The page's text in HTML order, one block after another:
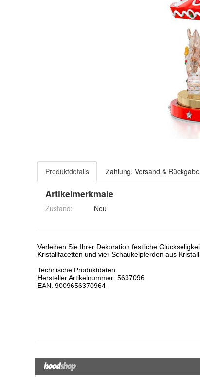
Produktdetails Zahlung, Versand & Rückgabe
Artikelmerkmale
Zustand: Neu